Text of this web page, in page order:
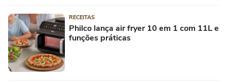
RECEITAS
Philco lança air fryer 10 em 1 com 11L e
funções práticas